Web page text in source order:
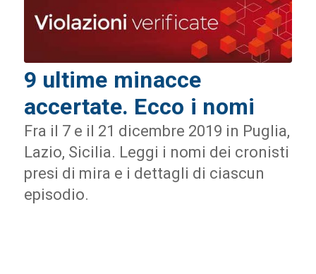
9 ultime minacce
accertate. Ecco i nomi
Fra il 7 e il 21 dicembre 2019 in Puglia,
Lazio, Sicilia. Leggi i nomi dei cronisti
presi di mira e i dettagli di ciascun
episodio.